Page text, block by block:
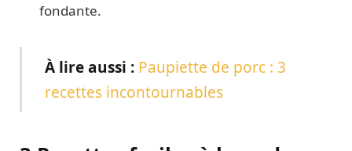
fondante.
À lire aussi : Paupiette de porc : 3
recettes incontournables